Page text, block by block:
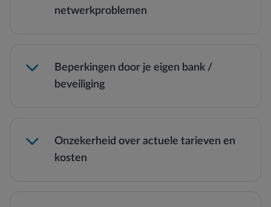
netwerkproblemen
Storingen of netwerkproblemen kunnen
Beperkingen door je eigen bank /
beveiliging
Onzekerheid over actuele tarieven en
kosten